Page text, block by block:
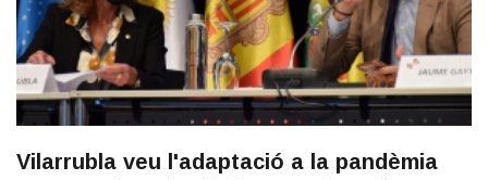
Vilarrubla veu l'adaptació a la pandèmia